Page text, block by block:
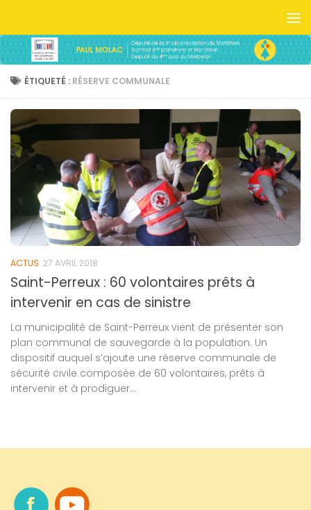
ÉTIQUETÉ : RÉSERVE COMMUNALE
ACTUS 27 AVRIL 2018
Saint-Perreux : 60 volontaires prêts à
intervenir en cas de sinistre
La municipalité de Saint-Perreux vient de présenter son
plan communal de sauvegarde à la population. Un
dispositif auquel s’ajoute une réserve communale de
sécurité civile composée de 60 volontaires, prêts à
intervenir et à prodiguer...